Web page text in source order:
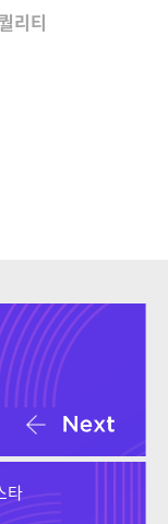
리티
타